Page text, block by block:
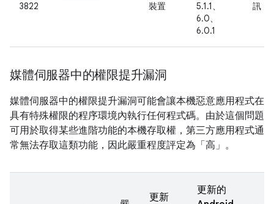
3822
裝置
5.1.1、
6.0、
6.0.1
訊
媒體伺服器中的權限提升漏洞
媒體伺服器中的權限提升漏洞可能會讓本機惡意應用程式在
具有特殊權限的程序環境內執行任何程式碼。由於這個問題
可用於取得某些進階功能的本機存取權，第三方應用程式通
常無法存取這類功能，因此嚴重程度評定為「高」。
更新
更新的